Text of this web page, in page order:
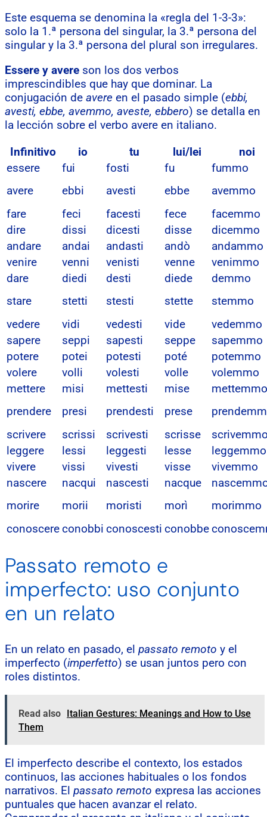
Este esquema se denomina la «regla del 1-3-3»:
solo la 1.ª persona del singular, la 3.ª persona del
singular y la 3.ª persona del plural son irregulares.
Essere y avere son los dos verbos
imprescindibles que hay que dominar. La
conjugación de avere en el pasado simple (ebbi,
avesti, ebbe, avemmo, aveste, ebbero) se detalla en
la lección sobre el verbo avere en italiano.
Infinitivo
io tu lui/lei
noi
essere
fui fosti fu
fummo
avere
ebbi avesti ebbe
avemmo
fare
feci facesti fece
facemmo
dire
dissi dicesti disse
dicemmo
andare
andai andasti andò
andammo
venire
venni venisti venne
venimmo
dare
diedi desti diede
demmo
stare
stetti stesti stette
stemmo
vedere
vidi vedesti vide
vedemmo
sapere
seppi sapesti seppe
sapemmo
potere
potei potesti poté
potemmo
volere
volli volesti volle
volemmo
mettere
misi mettesti mise
mettemmo
prendere
presi prendesti prese
scrivere
scrissi scrivesti scrisse
leggere
lessi leggesti lesse
leggemmo
vivere
vissi vivesti visse
vivemmo
nascere
nacqui nascesti nacque
morire
morii moristi morì
morimmo
conoscereconobbi conoscesti conobbe
Passato remoto e
imperfecto: uso conjunto
en un relato
En un relato en pasado, el passato remoto y el
imperfecto (imperfetto) se usan juntos pero con
roles distintos.
Read also Italian Gestures: Meanings and How to Use
Them
El imperfecto describe el contexto, los estados
continuos, las acciones habituales o los fondos
narrativos. El passato remoto expresa las acciones
puntuales que hacen avanzar el relato.